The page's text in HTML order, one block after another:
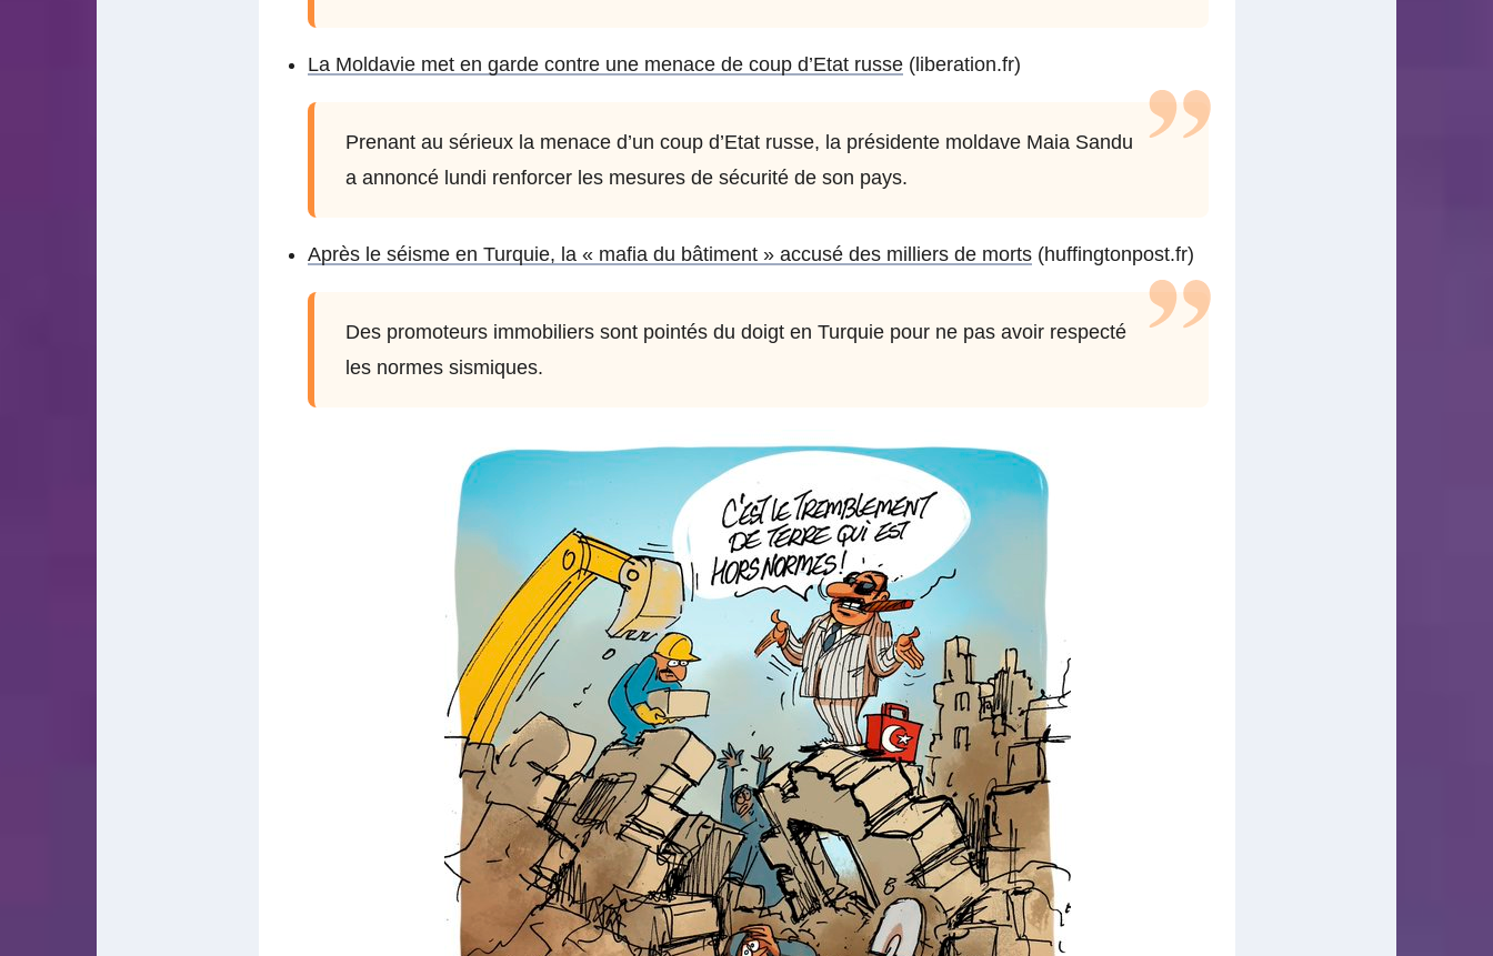
La Moldavie met en garde contre une menace de coup d’Etat russe(liberation.fr)
Prenant au sérieux la menace d’un coup d’Etat russe, la présidente moldave Maia Sandu
a annoncé lundi renforcer les mesures de sécurité de son pays.
Après le séisme en Turquie, la « mafia du bâtiment » accusé des milliers de morts(huffingtonpost.fr)
Des promoteurs immobiliers sont pointés du doigt en Turquie pour ne pas avoir respecté
les normes sismiques.